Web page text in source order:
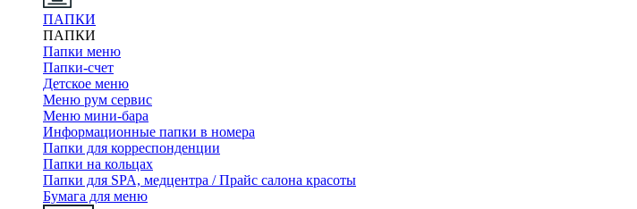
ПАПКИ
ПАПКИ
Папки меню
Папки-счет
Детское меню
Меню рум сервис
Меню мини-бара
Информационные папки в номера
Папки для корреспонденции
Папки на кольцах
Папки для SPA, медцентра / Прайс салона красоты
Бумага для меню